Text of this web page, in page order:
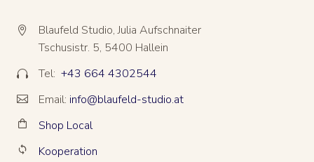


Blaufeld Studio, Julia Aufschnaiter
Tschusistr. 5, 5400 Hallein

 Tel: +43 664 4302544

 Email: info@blaufeld-studio.at

 Shop Local

 Kooperation